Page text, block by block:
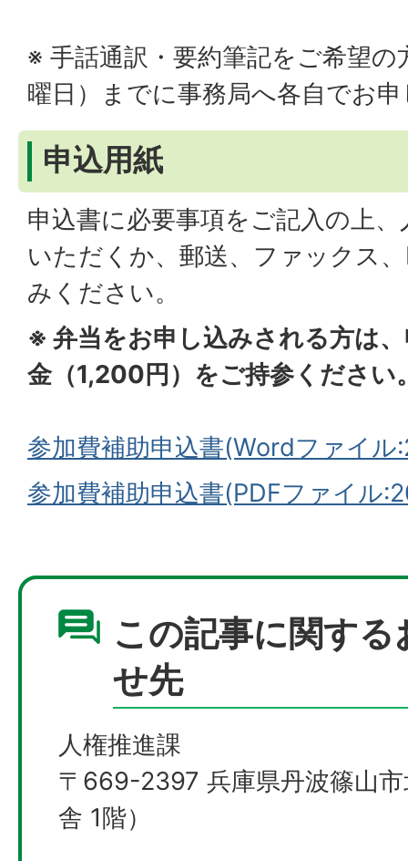
※ 手話通訳・要約筆記をご希望の
曜日）までに事務局へ各自でお
申込用紙
申込書に必要事項をご記入の上
いただくか、郵送、ファックス
みください。
※ 弁当をお申し込みされる方は
金（1,200円）をご持参ください
参加費補助申込書(Wordファイル
参加費補助申込書(PDFファイル
この記事に関する
せ先
人権推進課
〒669-2397 兵庫県丹波篠山
舎 1階）